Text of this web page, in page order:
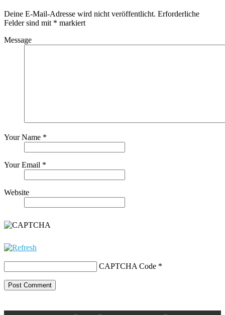
Deine E-Mail-Adresse wird nicht veröffentlicht. Erforderliche
Felder sind mit * markiert
Message
Your Name *
Your Email *
Website
CAPTCHA Code *